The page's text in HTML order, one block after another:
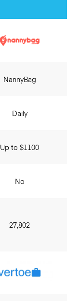
NannyBag
Daily
Up to $1100
No
27,802